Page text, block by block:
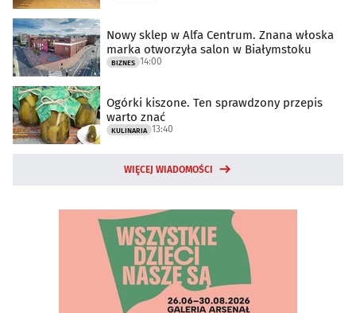
Nowy sklep w Alfa Centrum. Znana włoska
marka otworzyła salon w Białymstoku
BIZNES 14:00
Ogórki kiszone. Ten sprawdzony przepis
warto znać
KULINARIA 13:40
WIĘCEJ WIADOMOŚCI